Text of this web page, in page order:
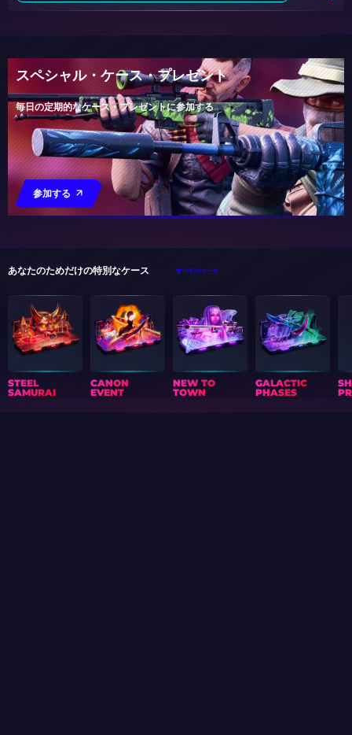
スペシャル・ケース・プレゼント
毎日の定期的なケース・プレゼントに参加する
参加する
あなたのためだけの特別なケース すべてのケース
STEEL
SAMURAI
CANON
EVENT
NEW TO
TOWN
GALACTIC
PHASES